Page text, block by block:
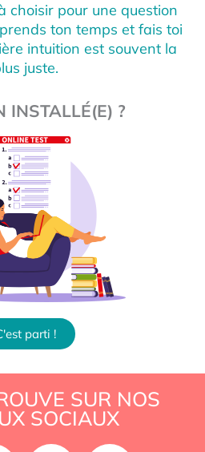
choisir pour une question
ton temps et fais toi
intuition est souvent la
juste.
INSTALLÉ(E) ?
parti !
SUR NOS
SOCIAUX